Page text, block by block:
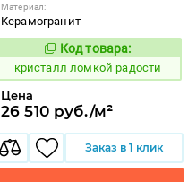
Материал:
Керамогранит
818577
Код товара:
кристалл ломкой радости
Цена
26 510 руб./м²
Заказ в 1 клик